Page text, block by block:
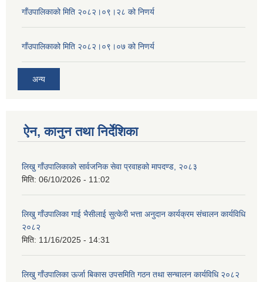
गाँउपालिकाको मिति २०८२।०९।२८ को निणर्य
गाँउपालिकाको मिति २०८२।०९।०७ को निणर्य
अन्य
ऐन, कानुन तथा निर्देशिका
लिखु गाँउपालिकाको सार्वजनिक सेवा प्रवाहको मापदण्ड, २०८३
मिति: 06/10/2026 - 11:02
लिखु गाँउपालिका गाई भैसीलाई सुत्केरी भत्ता अनुदान कार्यक्रम संचालन कार्यविधि
२०८२
मिति: 11/16/2025 - 14:31
लिखु गाँउपालिका ऊर्जा बिकास उपसमिति गठन तथा सन्चालन कार्यविधि २०८२